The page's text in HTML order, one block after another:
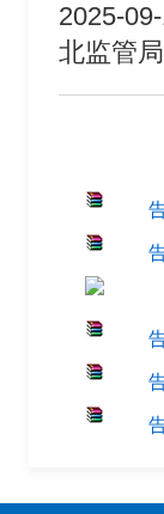
2025-
北监管局